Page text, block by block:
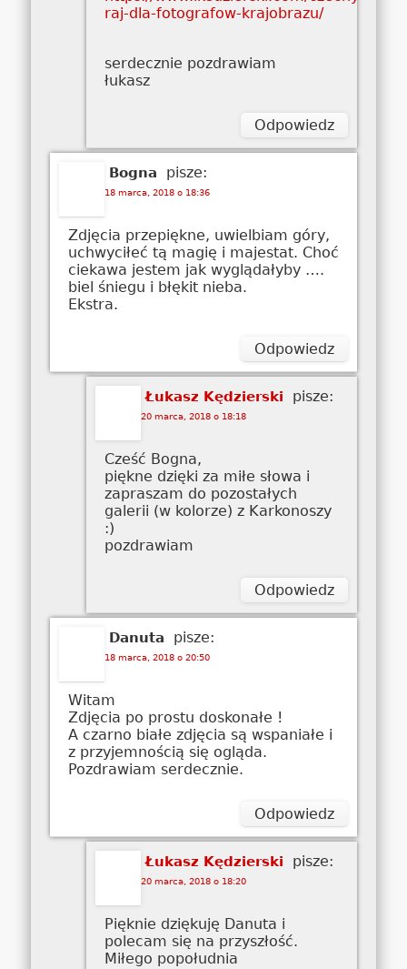
raj-dla-fotografow-krajobrazu/
serdecznie pozdrawiam
łukasz
Odpowiedz
Bogna pisze:
18 marca, 2018 o 18:36
Zdjęcia przepiękne, uwielbiam góry,
uchwyciłeć tą magię i majestat. Choć
ciekawa jestem jak wyglądałyby ….
biel śniegu i błękit nieba.
Ekstra.
Odpowiedz
Łukasz Kędzierski pisze:
20 marca, 2018 o 18:18
Cześć Bogna,
piękne dzięki za miłe słowa i
zapraszam do pozostałych
galerii (w kolorze) z Karkonoszy
:)
pozdrawiam
Odpowiedz
Danuta pisze:
18 marca, 2018 o 20:50
Witam
Zdjęcia po prostu doskonałe !
A czarno białe zdjęcia są wspaniałe i
z przyjemnością się ogląda.
Pozdrawiam serdecznie.
Odpowiedz
Łukasz Kędzierski pisze:
20 marca, 2018 o 18:20
Pięknie dziękuję Danuta i
polecam się na przyszłość.
Miłego popołudnia